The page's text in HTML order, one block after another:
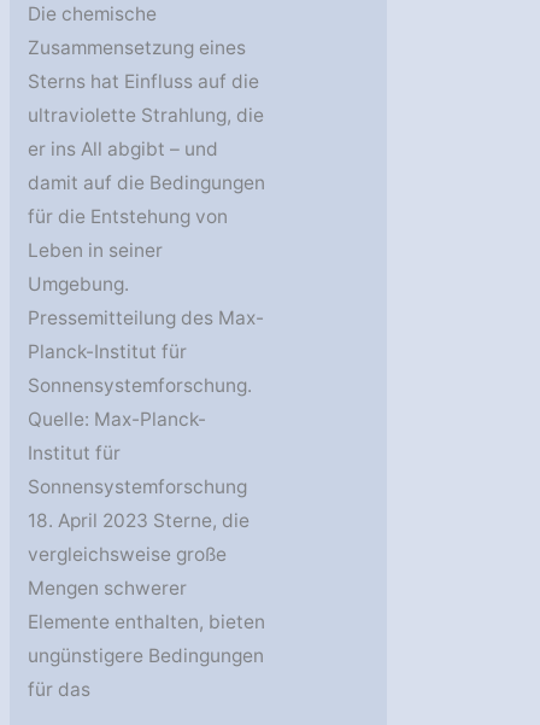
Die chemische
Zusammensetzung eines
Sterns hat Einfluss auf die
ultraviolette Strahlung, die
er ins All abgibt – und
damit auf die Bedingungen
für die Entstehung von
Leben in seiner
Umgebung.
Pressemitteilung des Max-
Planck-Institut für
Sonnensystemforschung.
Quelle: Max-Planck-
Institut für
Sonnensystemforschung
18. April 2023 Sterne, die
vergleichsweise große
Mengen schwerer
Elemente enthalten, bieten
ungünstigere Bedingungen
für das